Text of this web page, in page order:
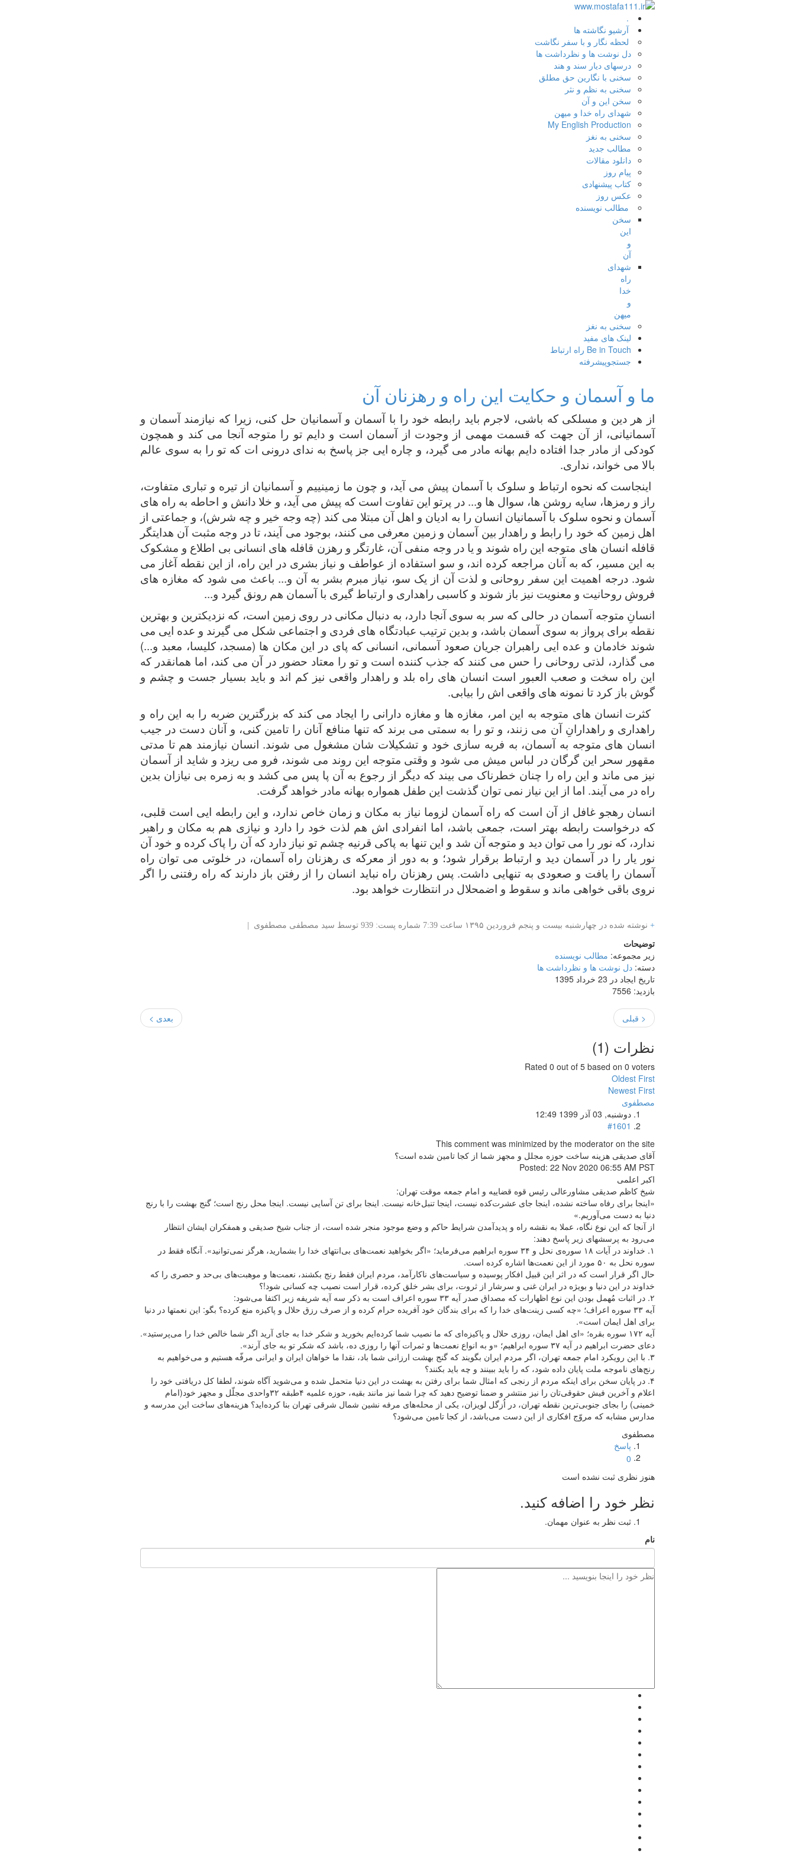
.
آرشیو نگاشته ها
لحظه نگار و با سفر نگاشت
دل نوشت ها و نظرداشت ها
درسهای دیار سند و هند
سخنی با نگارین حق مطلق
سخنی به نظم و نثر
سخن این و آن
شهدای راه خدا و میهن
My English Production
سخنی به نغز
مطالب جدید
دانلود مقالات
پیام روز
کتاب پیشنهادی
عکس روز
مطالب نویسنده
سخن
این
و
آن
شهدای
راه
خدا
و
میهن
سخنی به نغز
لینک های مفید
Be in Touch راه ارتباط
جستجوپیشرفته
ما و آسمان و حکایت این راه و رهزنان آن
از هر دین و مسلکی که باشی، لاجرم باید رابطه خود را با آسمان و آسمانیان حل کنی، زیرا که نیازمند آسمان و
آسمانیانی، از آن جهت که قسمت مهمی از وجودت از آسمان است و دایم تو را متوجه آنجا می کند و همچون
کودکی از مادر جدا افتاده دایم بهانه مادر می گیرد، و چاره ایی جز پاسخ به ندای درونی ات که تو را به سوی عالم
بالا می خواند، نداری.
اینجاست که نحوه ارتباط و سلوک با آسمان پیش می آید، و چون ما زمینییم و آسمانیان از تیره و تباری متفاوت،
راز و رمزها، سایه روشن ها، سوال ها و... در پرتو این تفاوت است که پیش می آید، و خلا دانش و احاطه به راه های
آسمان و نحوه سلوک با آسمانیان انسان را به ادیان و اهل آن مبتلا می کند (چه وجه خیر و چه شرش)، و جماعتی از
اهل زمین که خود را رابط و راهدار بین آسمان و زمین معرفی می کنند، بوجود می آیند، تا در وجه مثبت آن هدایتگر
قافله انسان های متوجه این راه شوند و یا در وجه منفی آن، غارتگر و رهزن قافله های انسانی بی اطلاع و مشکوک
به این مسیر، که به آنان مراجعه کرده اند، و سو استفاده از عواطف و نیاز بشری در این راه، از این نقطه آغاز می
شود. درجه اهمیت این سفر روحانی و لذت آن از یک سو، نیاز مبرم بشر به آن و... باعث می شود که مغازه های
فروش روحانیت و معنویت نیز باز شوند و کاسبی راهداری و ارتباط گیری با آسمان هم رونق گیرد و...
انسانِ متوجه آسمان در حالی که سر به سوی آنجا دارد، به دنبال مکانی در روی زمین است، که نزدیکترین و بهترین
نقطه برای پرواز به سوی آسمان باشد، و بدین ترتیب عبادتگاه های فردی و اجتماعی شکل می گیرند و عده ایی می
شوند خادمان و عده ایی راهبران جریان صعود آسمانی، انسانی که پای در این مکان ها (مسجد، کلیسا، معبد و...)
می گذارد، لذتی روحانی را حس می کنند که جذب کننده است و تو را معتاد حضور در آن می کند، اما همانقدر که
این راه سخت و صعب العبور است انسان های راه بلد و راهدار واقعی نیز کم اند و باید بسیار جست و چشم و
گوش باز کرد تا نمونه های واقعی اش را بیابی.
کثرت انسان های متوجه به این امر، مغازه ها و مغازه دارانی را ایجاد می کند که بزرگترین ضربه را به این راه و
راهداری و راهدارانِ آن می زنند، و تو را به سمتی می برند که تنها منافع آنان را تامین کنی، و آنان دست در جیب
انسان های متوجه به آسمان، به فربه سازی خود و تشکیلات شان مشغول می شوند. انسان نیازمند هم تا مدتی
مقهور سحر این گرگان در لباس میش می شود و وقتی متوجه این روند می شوند، فرو می ریزد و شاید از آسمان
نیز می ماند و این راه را چنان خطرناک می بیند که دیگر از رجوع به آن پا پس می کشد و به زمره بی نیازان بدین
راه در می آیند. اما از این نیاز نمی توان گذشت این طفل همواره بهانه مادر خواهد گرفت.
انسان رهجو غافل از آن است که راه آسمان لزوما نیاز به مکان و زمان خاص ندارد، و این رابطه ایی است قلبی،
که درخواست رابطه بهتر است، جمعی باشد، اما انفرادی اش هم لذت خود را دارد و نیازی هم به مکان و راهبر
ندارد، که نور را می توان دید و متوجه آن شد و این تنها به پاکی قرنیه چشم تو نیاز دارد که آن را پاک کرده و خود آن
نور یار را در آسمان دید و ارتباط برقرار شود؛ و به دور از معرکه ی رهزنان راه آسمان، در خلوتی می توان راه
آسمان را یافت و صعودی به تنهایی داشت. پس رهزنان راه نباید انسان را از رفتن باز دارند که راه رفتنی را اگر
نروی باقی خواهی ماند و سقوط و اضمحلال در انتظارت خواهد بود.
+ نوشته شده در چهارشنبه بیست و پنجم فروردین ۱۳۹۵ ساعت 7:39 شماره پست: 939 توسط سید مصطفی مصطفوی |
توضیحات
زیر مجموعه: مطالب نویسنده
دسته: دل نوشت ها و نظرداشت ها
تاریخ ایجاد در 23 خرداد 1395
بازدید: 7556
< قبلی بعدی >
نظرات (1
)
Rated 0 out of 5 based on 0 voters
Oldest First
Newest First
مصطفوی
دوشنبه, 03 آذر 1399 12:49
#1601
This comment was minimized by the moderator on the site
آقای صدیقی هزینه ساخت حوزه مجلل و مجهز شما از کجا تامین شده است؟
Posted: 22 Nov 2020 06:55 AM PST
اکبر اعلمی
شیخ کاظم صدیقی مشاورعالی رئیس قوه قضاییه و امام جمعه موقت تهران:
«اینجا برای رفاه ساخته نشده، اینجا جای عشرت‌کده نیست، اینجا تنبل‌خانه نیست. اینجا برای تن آسایی نیست. اینجا محل رنج است؛ گنج بهشت را با رنج
دنیا به دست می‌آوریم.»
از آنجا که این نوع نگاه، عملا به نقشه راه و پدیدآمدن شرایط حاکم و وضع موجود منجر شده است، از جناب شیخ صدیقی و همفکران ایشان انتظار
می‌رود به پرسشهای زیر پاسخ دهند:
۱. خداوند در آیات ۱۸ سوره‌ى نحل و ۳۴ سوره ابراهیم می‌فرماید؛ «اگر بخواهید نعمت‌هاى بی‌انتهای خدا را بشمارید، هرگز نمى‌توانید». آنگاه فقط در
سوره نحل به ۵۰ مورد از این نعمت‌ها اشاره کرده است‌.
حال اگر قرار است که در اثر این قبیل افکار پوسیده و سیاست‌های ناکارآمد، مردم ایران فقط رنج بکشند، نعمت‌ها و موهبت‌های بی‌حد و حصری را که
خداوند در این دنیا و بویژه در ایران غنی و سرشار از ثروت، برای بشر خلق کرده، قرار است نصیب چه کسانی شود!؟
۲. در اثبات مُهمل بودن این نوع اظهارات که مصداق صدر آیه ۳۳ سوره اعراف است به ذکر سه آیه شریفه زیر اکتفا می‌شود:
آیه ۳۳ سوره اعراف؛ «چه کسی زینت‌های خدا را که برای بندگان خود آفریده حرام کرده و از صرف رزق حلال و پاکیزه منع کرده؟ بگو: این نعمتها در دنیا
برای اهل ایمان است».
آیه ۱۷۲ سوره بقره؛ «ای اهل ایمان، روزی حلال و پاکیزه‌ای که ما نصیب شما کرده‌ایم بخورید و شکر خدا به جای آرید اگر شما خالص خدا را می‌پرستید».
دعای حضرت ابراهیم در آیه ۳۷ سوره ابراهیم؛ «و به انواع نعمت‌ها و ثمرات آنها را روزی ده، باشد که شکر تو به جای آرند».
۳. با این رویکرد امام جمعه تهران، اگر مردم ایران بگویند که گنج بهشت ارزانی شما باد، نقدا ما خواهان ایران و ایرانی مرفّه هستیم و می‌خواهیم به
رنج‌های ناموجه ملت پایان داده شود، که را باید ببینند و چه باید بکنند؟
۴. در پایان سخن برای اینکه مردم از رنجی که امثال شما برای رفتن به بهشت در این دنیا متحمل شده و می‌شوید آگاه شوند، لطفا کل دریافتی خود را
اعلام و آخرین فیش حقوقی‌تان را نیز منتشر و ضمنا توضیح دهید که چرا شما نیز مانند بقیه، حوزه علمیه ۴طبقه ۳۲واحدی مجلّل و مجهز خود(امام
خمینی) را بجای جنوبی‌ترین نقطه تهران، در اُزگل لویزان، یکی از محله‌های مرفه نشین شمال شرقی تهران بنا کرده‌اید؟ هزینه‌های ساخت این مدرسه و
مدارس مشابه که مروّج افکاری از این دست می‌باشد، از کجا تامین می‌شود؟
مصطفوی
پاسخ
0
هنوز نظری ثبت نشده است
نظر خود را اضافه کنید.
ثبت نظر به عنوان مهمان.
نام